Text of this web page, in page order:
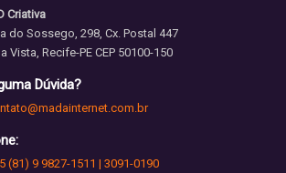
Criativa
do Sossego, 298, Cx. Postal 447
Vista, Recife-PE CEP 50100-150
Dúvida?
(81) 9 9827-1511 | 3091-0190